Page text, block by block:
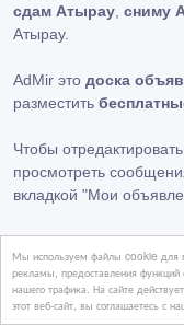
Мы используем файлы cookie для
рекламы, предоставления функций
нашего трафика. На сайте
этот веб-сайт, вы соглашаетесь с
сдам Атырау сниму
Атырау.
AdMir это доска
разместить
Чтобы
просмотреть
вкладкой "Мои